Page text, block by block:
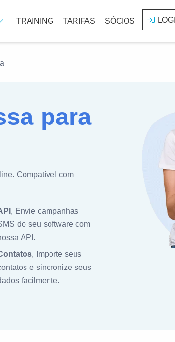
TRAINING TARIFAS SÓCIOS
para
Compatível com
, Envie campanhas
do seu software com
API.
, Importe seus
e sincronize seus
facilmente.